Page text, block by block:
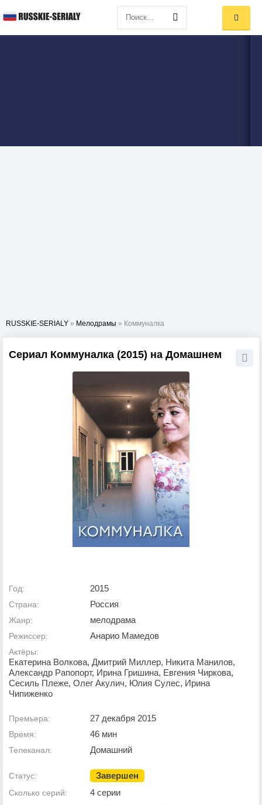
RUSSKIE-SERIALY » Мелодрамы » Коммуналка
Сериал Коммуналка (2015) на Домашнем
Год: 2015
Страна: Россия
Жанр: мелодрама
Режиссер: Анарио Мамедов
Актёры:
Екатерина Волкова, Дмитрий Миллер, Никита Манилов,
Александр Рапопорт, Ирина Гришина, Евгения Чиркова,
Сесиль Плеже, Олег Акулич, Юлия Сулес, Ирина
Чипиженко
Премьера: 27 декабря 2015
Время: 46 мин
Телеканал: Домашний
Статус: Завершен
Сколько серий: 4 серии